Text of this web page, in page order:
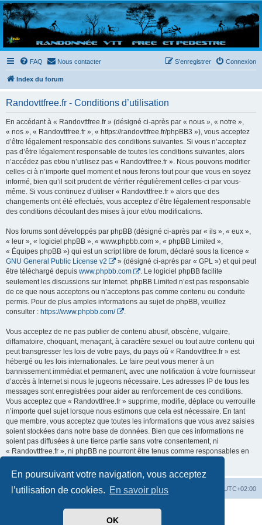
En poursuivant votre navigation, vous acceptez
l’utilisation de cookies. En savoir plus
OK
Randovttfree.fr
Bienvenue sur le site des randos vtt et pédestre de Bretagne . Bonne navigation sur le site
et bonnes randos dans l'Ouest !
FAQ Nous contacter Connexion
S’enregistrer
Index du forum
Randovttfree.fr - Conditions d’utilisation
En accédant à « Randovttfree.fr » (désigné ci-après par « nous », « notre »,
« nos », « Randovttfree.fr », « https://randovttfree.fr/phpBB3 »), vous acceptez
d’être légalement responsable des conditions suivantes. Si vous n’acceptez
pas d’être légalement responsable de toutes les conditions suivantes, alors
n’accédez pas et/ou n’utilisez pas « Randovttfree.fr ». Nous pouvons modifier
celles-ci à n’importe quel moment et nous ferons tout pour que vous en soyez
informé, bien qu’il soit prudent de vérifier régulièrement celles-ci par vous-
même. Si vous continuez d’utiliser « Randovttfree.fr » alors que des
changements ont été effectués, vous acceptez d’être légalement responsable
des conditions découlant des mises à jour et/ou modifications.
Nos forums sont développés par phpBB (désigné ci-après par « ils », « eux »,
« leur », « logiciel phpBB », « www.phpbb.com », « phpBB Limited »,
« Équipes phpBB ») qui est un script libre de forum, déclaré sous la licence «
GNU General Public License v2
» (désigné ci-après par « GPL ») et qui peut
être téléchargé depuis www.phpbb.com
. Le logiciel phpBB facilite
seulement les discussions sur Internet. phpBB Limited n’est pas responsable
de ce que nous acceptons ou n’acceptons pas comme contenu ou conduite
permis. Pour de plus amples informations au sujet de phpBB, veuillez
consulter : https://www.phpbb.com/
Vous acceptez de ne pas publier de contenu abusif, obscène, vulgaire,
diffamatoire, choquant, menaçant, à caractère sexuel ou tout autre contenu qui
peut transgresser les lois de votre pays, du pays où « Randovttfree.fr » est
hébergé ou les lois internationales. Le faire peut vous mener à un
bannissement immédiat et permanent, avec une notification à votre fournisseur
d’accès à Internet si nous le jugeons nécessaire. Les adresses IP de tous les
messages sont enregistrées pour aider au renforcement de ces conditions.
Vous acceptez que « Randovttfree.fr » supprime, modifie, déplace ou verrouille
n’importe quel sujet lorsque nous estimons que cela est nécessaire. En tant
que membre, vous acceptez que toutes les informations que vous avez saisies
soient stockées dans notre base de données. Bien que ces informations ne
soient pas diffusées à une tierce partie sans votre consentement, ni
« Randovttfree.fr », ni phpBB ne pourront être tenus comme responsables en
Index du forum UTC+02:00
Développé parphpBB® Forum Software © phpBB Limited
Traduit par